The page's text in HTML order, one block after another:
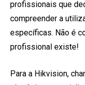
profissionais que
compreender a
específicas. Não é
profissional existe!
Para a Hikvision,